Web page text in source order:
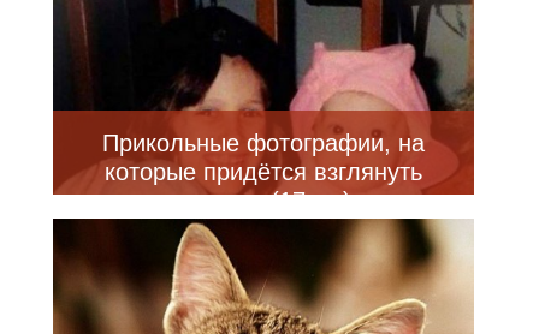
Прикольные фотографии, на
которые придётся взглянуть
дважды (17 шт)